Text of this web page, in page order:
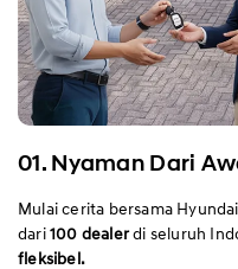
01. Nyaman Dari
Mulai cerita bersama
dari100 dealerdi seluruh
fleksibel.